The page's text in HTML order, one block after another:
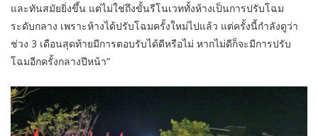
และทันสมัยยิ่งขึ้น แต่ไม่ใช่ถึงขั้นรีโนเวททั้งห้างเป็นการปรับโฉม
ระดับกลาง เพราะห้างได้ปรับโฉมครั้งใหม่ไปแล้ว แต่ครั้งนี้กำลังดูว่า
ช่วง 3 เดือนสุดท้ายมีการตอบรับได้ดีหรือไม่ หากไม่ดีก็จะมีการปรับ
โฉมอีกครั้งกลางปีหน้า”